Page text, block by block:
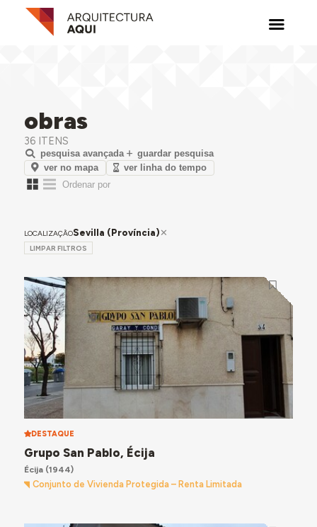
obras
36 ITENS
pesquisa avançada
guardar pesquisa
ver no mapa
ver linha do tempo
LOCALIZAÇÃOSevilla (Província)
LIMPAR FILTROS
DESTAQUE
Grupo San Pablo, Écija
Écija(1944)
Conjunto de Vivienda Protegida – Renta Limitada